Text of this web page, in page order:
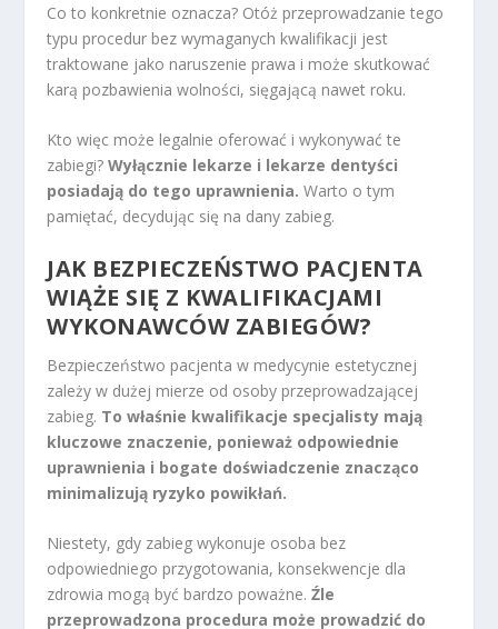
Co to konkretnie oznacza? Otóż przeprowadzanie tego
typu procedur bez wymaganych kwalifikacji jest
traktowane jako naruszenie prawa i może skutkować
karą pozbawienia wolności, sięgającą nawet roku.
Kto więc może legalnie oferować i wykonywać te
zabiegi?Wyłącznie lekarze i lekarze dentyści
posiadają do tego uprawnienia. Warto o tym
pamiętać, decydując się na dany zabieg.
JAK BEZPIECZEŃSTWO PACJENTA
WIĄŻE SIĘ Z KWALIFIKACJAMI
WYKONAWCÓW ZABIEGÓW?
Bezpieczeństwo pacjenta w medycynie estetycznej
zależy w dużej mierze od osoby przeprowadzającej
zabieg. To właśnie kwalifikacje specjalisty mają
kluczowe znaczenie, ponieważ odpowiednie
uprawnienia i bogate doświadczenie znacząco
minimalizują ryzyko powikłań.
Niestety, gdy zabieg wykonuje osoba bez
odpowiedniego przygotowania, konsekwencje dla
zdrowia mogą być bardzo poważne.Źle
przeprowadzona procedura może prowadzić do